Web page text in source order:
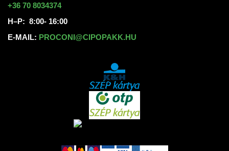
+36 70 8034374
H–P: 8:00- 16:00
E-MAIL: PROCONI@CIPOPAKK.HU